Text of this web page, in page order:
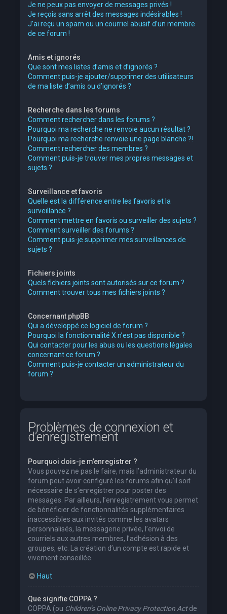
Je ne peux pas envoyer de messages privés !
Je reçois sans arrêt des messages indésirables !
J’ai reçu un spam ou un courriel abusif d’un membre
de ce forum !
Amis et ignorés
Que sont mes listes d’amis et d’ignorés ?
Comment puis-je ajouter/supprimer des utilisateurs
de ma liste d’amis ou d’ignorés ?
Recherche dans les forums
Comment rechercher dans les forums ?
Pourquoi ma recherche ne renvoie aucun résultat ?
Pourquoi ma recherche renvoie une page blanche ?!
Comment rechercher des membres ?
Comment puis-je trouver mes propres messages et
sujets ?
Surveillance et favoris
Quelle est la différence entre les favoris et la
surveillance ?
Comment mettre en favoris ou surveiller des sujets ?
Comment surveiller des forums ?
Comment puis-je supprimer mes surveillances de
sujets ?
Fichiers joints
Quels fichiers joints sont autorisés sur ce forum ?
Comment trouver tous mes fichiers joints ?
Concernant phpBB
Qui a développé ce logiciel de forum ?
Pourquoi la fonctionnalité X n’est pas disponible ?
Qui contacter pour les abus ou les questions légales
concernant ce forum ?
Comment puis-je contacter un administrateur du
forum ?
Problèmes de connexion et
d’enregistrement
Pourquoi dois-je m’enregistrer ?
Vous pouvez ne pas le faire, mais l’administrateur du
forum peut avoir configuré les forums afin qu’il soit
nécessaire de s’enregistrer pour poster des
messages. Par ailleurs, l’enregistrement vous permet
de bénéficier de fonctionnalités supplémentaires
inaccessibles aux invités comme les avatars
personnalisés, la messagerie privée, l’envoi de
courriels aux autres membres, l’adhésion à des
groupes, etc. La création d’un compte est rapide et
vivement conseillée.
Haut
Que signifie COPPA ?
COPPA (ou Children’s Online Privacy Protection Actde